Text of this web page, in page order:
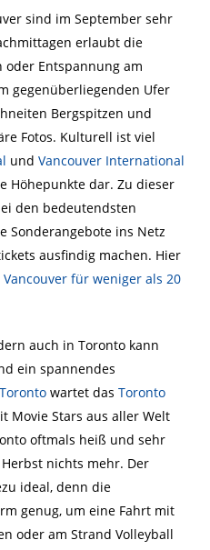
sind im September sehr
erlaubt die
oder Entspannung am
gegenüberliegenden Ufer
Bergspitzen und
Fotos. Kulturell ist viel
und Vancouver International
Höhepunkte dar. Zu dieser
den bedeutendsten
Sonderangebote ins Netz
ausfindig machen. Hier
Vancouver für weniger als 20
auch in Toronto kann
ein spannendes
Torontowartet das Toronto
Movie Stars aus aller Welt
oftmals heiß und sehr
nichts mehr. Der
ideal, denn die
genug, um eine Fahrt mit
oder am Strand Volleyball